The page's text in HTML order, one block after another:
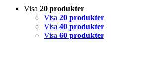
Visa 20 produkter
Visa 20 produkter
Visa 40 produkter
Visa 60 produkter